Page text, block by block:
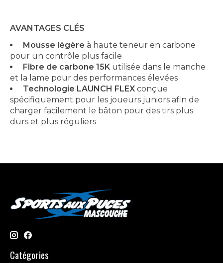
AVANTAGES CLÉS
Mousse légère à haute teneur en carbone
pour un contrôle plus facile
Fibre de carbone 15K utilisée dans le manche
et la lame pour des performances élevées
Technologie LAUNCH FLEX conçue
spécifiquement pour les joueurs juniors afin de
charger facilement le bâton pour des tirs plus
durs et plus réguliers
Catégories